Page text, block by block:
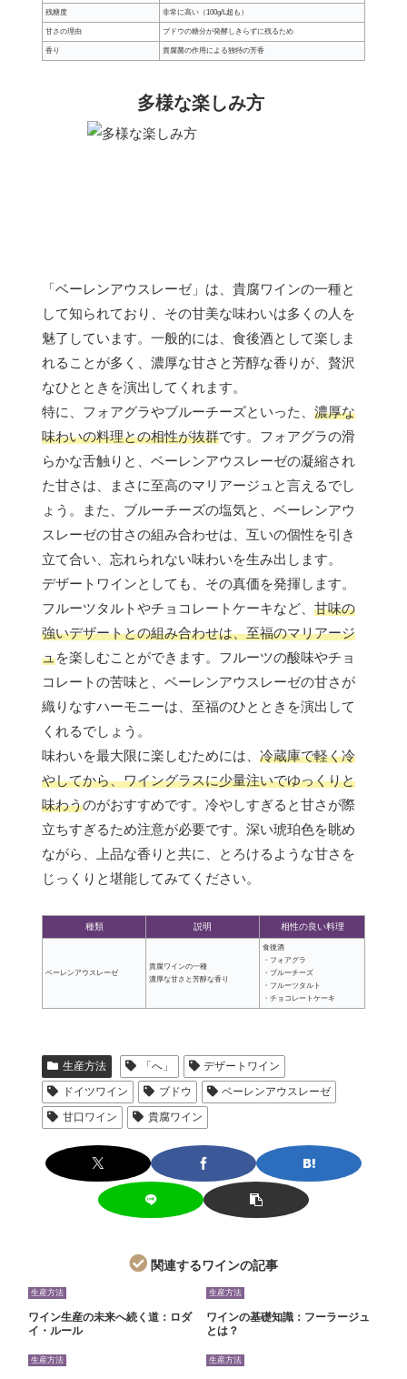
残糖度 非常に高い（100g/L超も）
甘さの理由 ブドウの糖分が発酵しきらずに残るため
香り 貴腐菌の作用による独特の芳香
多様な楽しみ方
「ベーレンアウスレーゼ」は、貴腐ワインの一種と
して知られており、その甘美な味わいは多くの人を
魅了しています。一般的には、食後酒として楽しま
れることが多く、濃厚な甘さと芳醇な香りが、贅沢
なひとときを演出してくれます。
特に、フォアグラやブルーチーズといった、 濃厚な
味わいの料理との相性が抜群です。フォアグラの滑
らかな舌触りと、ベーレンアウスレーゼの凝縮され
た甘さは、まさに至高のマリアージュと言えるでし
ょう。また、ブルーチーズの塩気と、ベーレンアウ
スレーゼの甘さの組み合わせは、互いの個性を引き
立て合い、忘れられない味わいを生み出します。
デザートワインとしても、その真価を発揮します。
フルーツタルトやチョコレートケーキなど、 甘味の
強いデザートとの組み合わせは、至福のマリアージ
ュを楽しむことができます。フルーツの酸味やチョ
コレートの苦味と、ベーレンアウスレーゼの甘さが
織りなすハーモニーは、至福のひとときを演出して
くれるでしょう。
味わいを最大限に楽しむためには、 冷蔵庫で軽く冷
やしてから、ワイングラスに少量注いでゆっくりと
味わうのがおすすめです。冷やしすぎると甘さが際
立ちすぎるため注意が必要です。深い琥珀色を眺め
ながら、上品な香りと共に、とろけるような甘さを
じっくりと堪能してみてください。
種類 説明 相性の良い料理
ベーレンアウスレーゼ
貴腐ワインの一種
濃厚な甘さと芳醇な香り
食後酒
・フォアグラ
・ブルーチーズ
・フルーツタルト
・チョコレートケーキ
生産方法 「へ」
デザートワイン
ドイツワイン
ブドウ
ベーレンアウスレーゼ
甘口ワイン
貴腐ワイン
関連するワインの記事
生産方法
ワイン生産の未来へ続く道：ロダ
イ・ルール
生産方法
ワインの基礎知識：フーラージュ
とは？
生産方法 生産方法